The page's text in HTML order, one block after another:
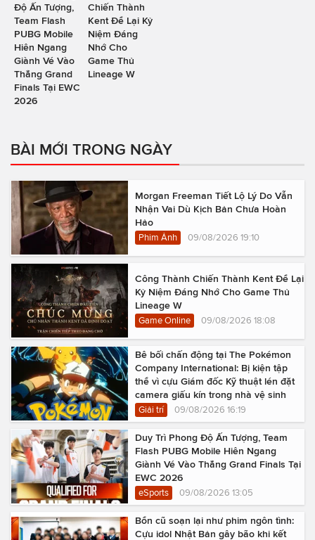
Độ Ấn Tượng,
Team Flash
PUBG Mobile
Hiên Ngang
Giành Vé Vào
Thẳng Grand
Finals Tại EWC
2026
Chiến Thành
Kent Để Lại Kỷ
Niệm Đáng
Nhớ Cho
Game Thủ
Lineage W
BÀI MỚI TRONG NGÀY
Morgan Freeman Tiết Lộ Lý Do Vẫn
Nhận Vai Dù Kịch Bản Chưa Hoàn
Hảo
Phim Ảnh 09/08/2026 19:10
Công Thành Chiến Thành Kent Để Lại
Kỷ Niệm Đáng Nhớ Cho Game Thủ
Lineage W
Game Online 09/08/2026 18:08
Bê bối chấn động tại The Pokémon
Company International: Bị kiện tập
thể vì cựu Giám đốc Kỹ thuật lén đặt
camera giấu kín trong nhà vệ sinh
Giải trí 09/08/2026 16:19
Duy Trì Phong Độ Ấn Tượng, Team
Flash PUBG Mobile Hiên Ngang
Giành Vé Vào Thẳng Grand Finals Tại
EWC 2026
eSports 09/08/2026 13:05
Bổn cũ soạn lại như phim ngôn tình:
Cựu idol Nhật Bản gây bão khi kết